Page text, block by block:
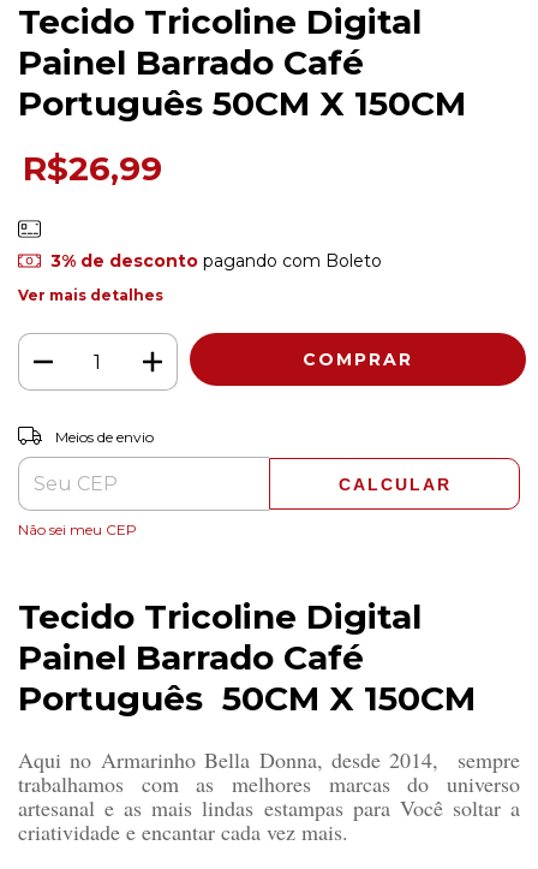
Tecido Tricoline Digital
Painel Barrado Café
Português 50CM X 150CM
R$26,99
3% de descontopagando com Boleto
Ver mais detalhes
Entregas para o CEP:
Meios de envio
CALCULAR
Não sei meu CEP
Tecido Tricoline Digital
Painel Barrado Café
Português 50CM X 150CM
Aqui no Armarinho Bella Donna, desde 2014, sempre
trabalhamos com as melhores marcas do universo
artesanal e as mais lindas estampas para Você soltar a
criatividade e encantar cada vez mais.